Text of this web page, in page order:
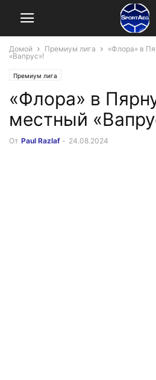
Домой Премиум лига
«Флора» в
«Вапрус»!
Премиум лига
«Флора» в
местный
От Paul Razlaf - 24.08.2024